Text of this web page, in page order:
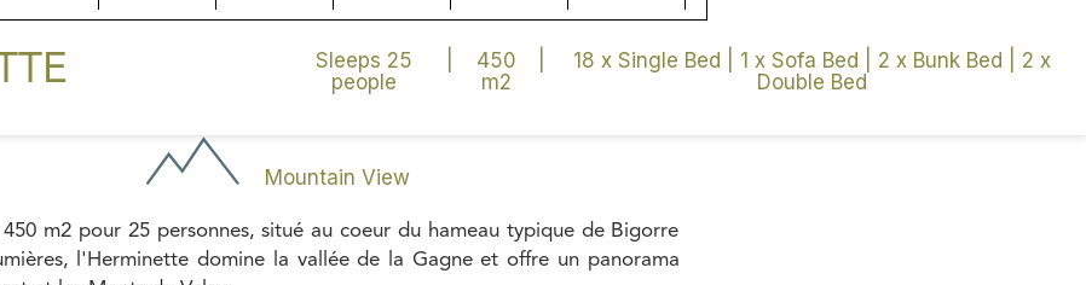
from
from
from
1
443€
443€
443€
443€
443€
Sleeps 25
people
450
m2
18 x Single Bed 1 x Sofa Bed 2 x Bunk Bed
2 x
Double Bed
Mountain View
m2 pour 25 personnes, situé au coeur du hameau typique de Bigorre
l'Herminette domine la vallée de la Gagne et offre un panorama